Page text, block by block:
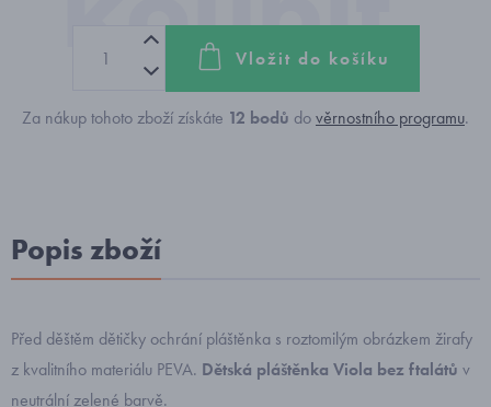
Vložit do košíku
Za nákup tohoto zboží získáte 12 bodů dověrnostního programu.
Popis zboží
Před děštěm dětičky ochrání pláštěnka s roztomilým obrázkem žirafy
z kvalitního materiálu PEVA. Dětská pláštěnka Viola bez ftalátů v
neutrální zelené barvě.